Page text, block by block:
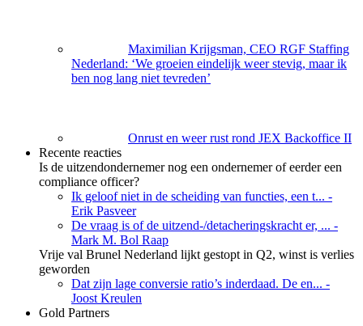
Maximilian Krijgsman, CEO RGF Staffing
Nederland: ‘We groeien eindelijk weer stevig, maar ik
ben nog lang niet tevreden’
Onrust en weer rust rond JEX Backoffice II
Recente reacties
Is de uitzendondernemer nog een ondernemer of eerder een
compliance officer?
Ik geloof niet in de scheiding van functies, een t... -
Erik Pasveer
De vraag is of de uitzend-/detacheringskracht er, ... -
Mark M. Bol Raap
Vrije val Brunel Nederland lijkt gestopt in Q2, winst is verlies
geworden
Dat zijn lage conversie ratio’s inderdaad. De en... -
Joost Kreulen
Gold Partners